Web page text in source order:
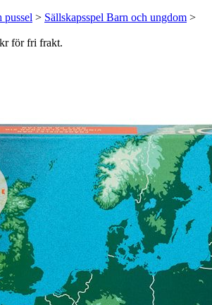
pussel > Sällskapsspel Barn och ungdom >
för fri frakt.